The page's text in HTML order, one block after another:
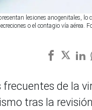
lesiones anogenitales, lo
o el contagio vía aérea.
de la
tras la